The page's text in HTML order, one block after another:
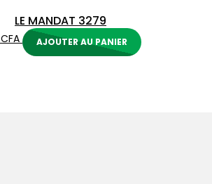
LE MANDAT 3279
CFA AJOUTER AU PANIER